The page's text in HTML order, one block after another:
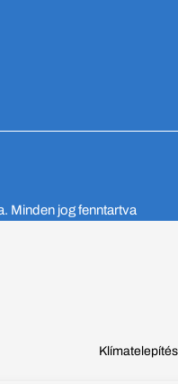
. Minden jog fenntartva